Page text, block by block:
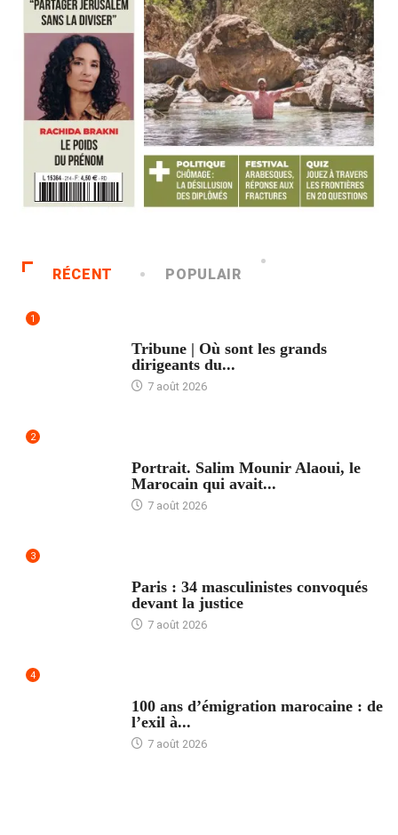
RÉCENT POPULAIR
1
Tribune | Où sont les grands
dirigeants du...
7 août 2026
2
Portrait. Salim Mounir Alaoui, le
Marocain qui avait...
7 août 2026
3
Paris : 34 masculinistes convoqués
devant la justice
7 août 2026
4
100 ans d’émigration marocaine : de
l’exil à...
7 août 2026